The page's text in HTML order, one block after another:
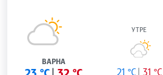
ВАРНА
УТРЕ
21 °C 31 °C